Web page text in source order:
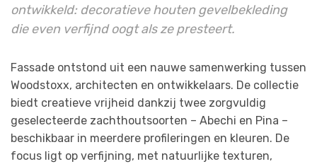
ontwikkeld: decoratieve houten gevelbekleding
die even verfijnd oogt als ze presteert.
Fassade ontstond uit een nauwe samenwerking tussen
Woodstoxx, architecten en ontwikkelaars. De collectie
biedt creatieve vrijheid dankzij twee zorgvuldig
geselecteerde zachthoutsoorten – Abechi en Pina –
beschikbaar in meerdere profileringen en kleuren. De
focus ligt op verfijning, met natuurlijke texturen,